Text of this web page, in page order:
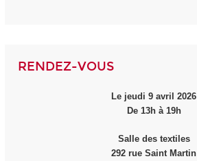
RENDEZ-VOUS
Le jeudi 9 avril 2026
De 13h à 19h
Salle des textiles
292 rue Saint Martin